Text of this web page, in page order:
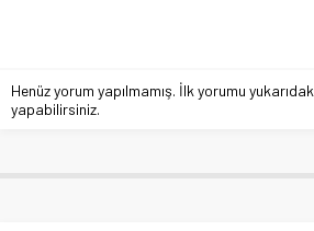
Henüz yorum yapılmamış. İlk yorumu
yapabilirsiniz.